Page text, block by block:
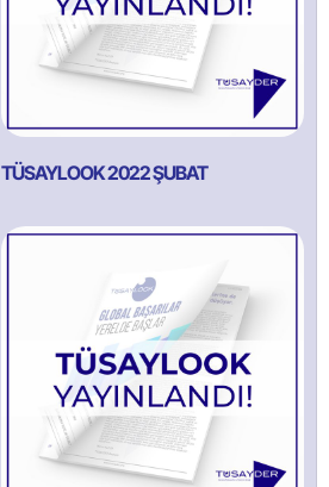
TÜSAYLOOK 2022 ŞUBAT